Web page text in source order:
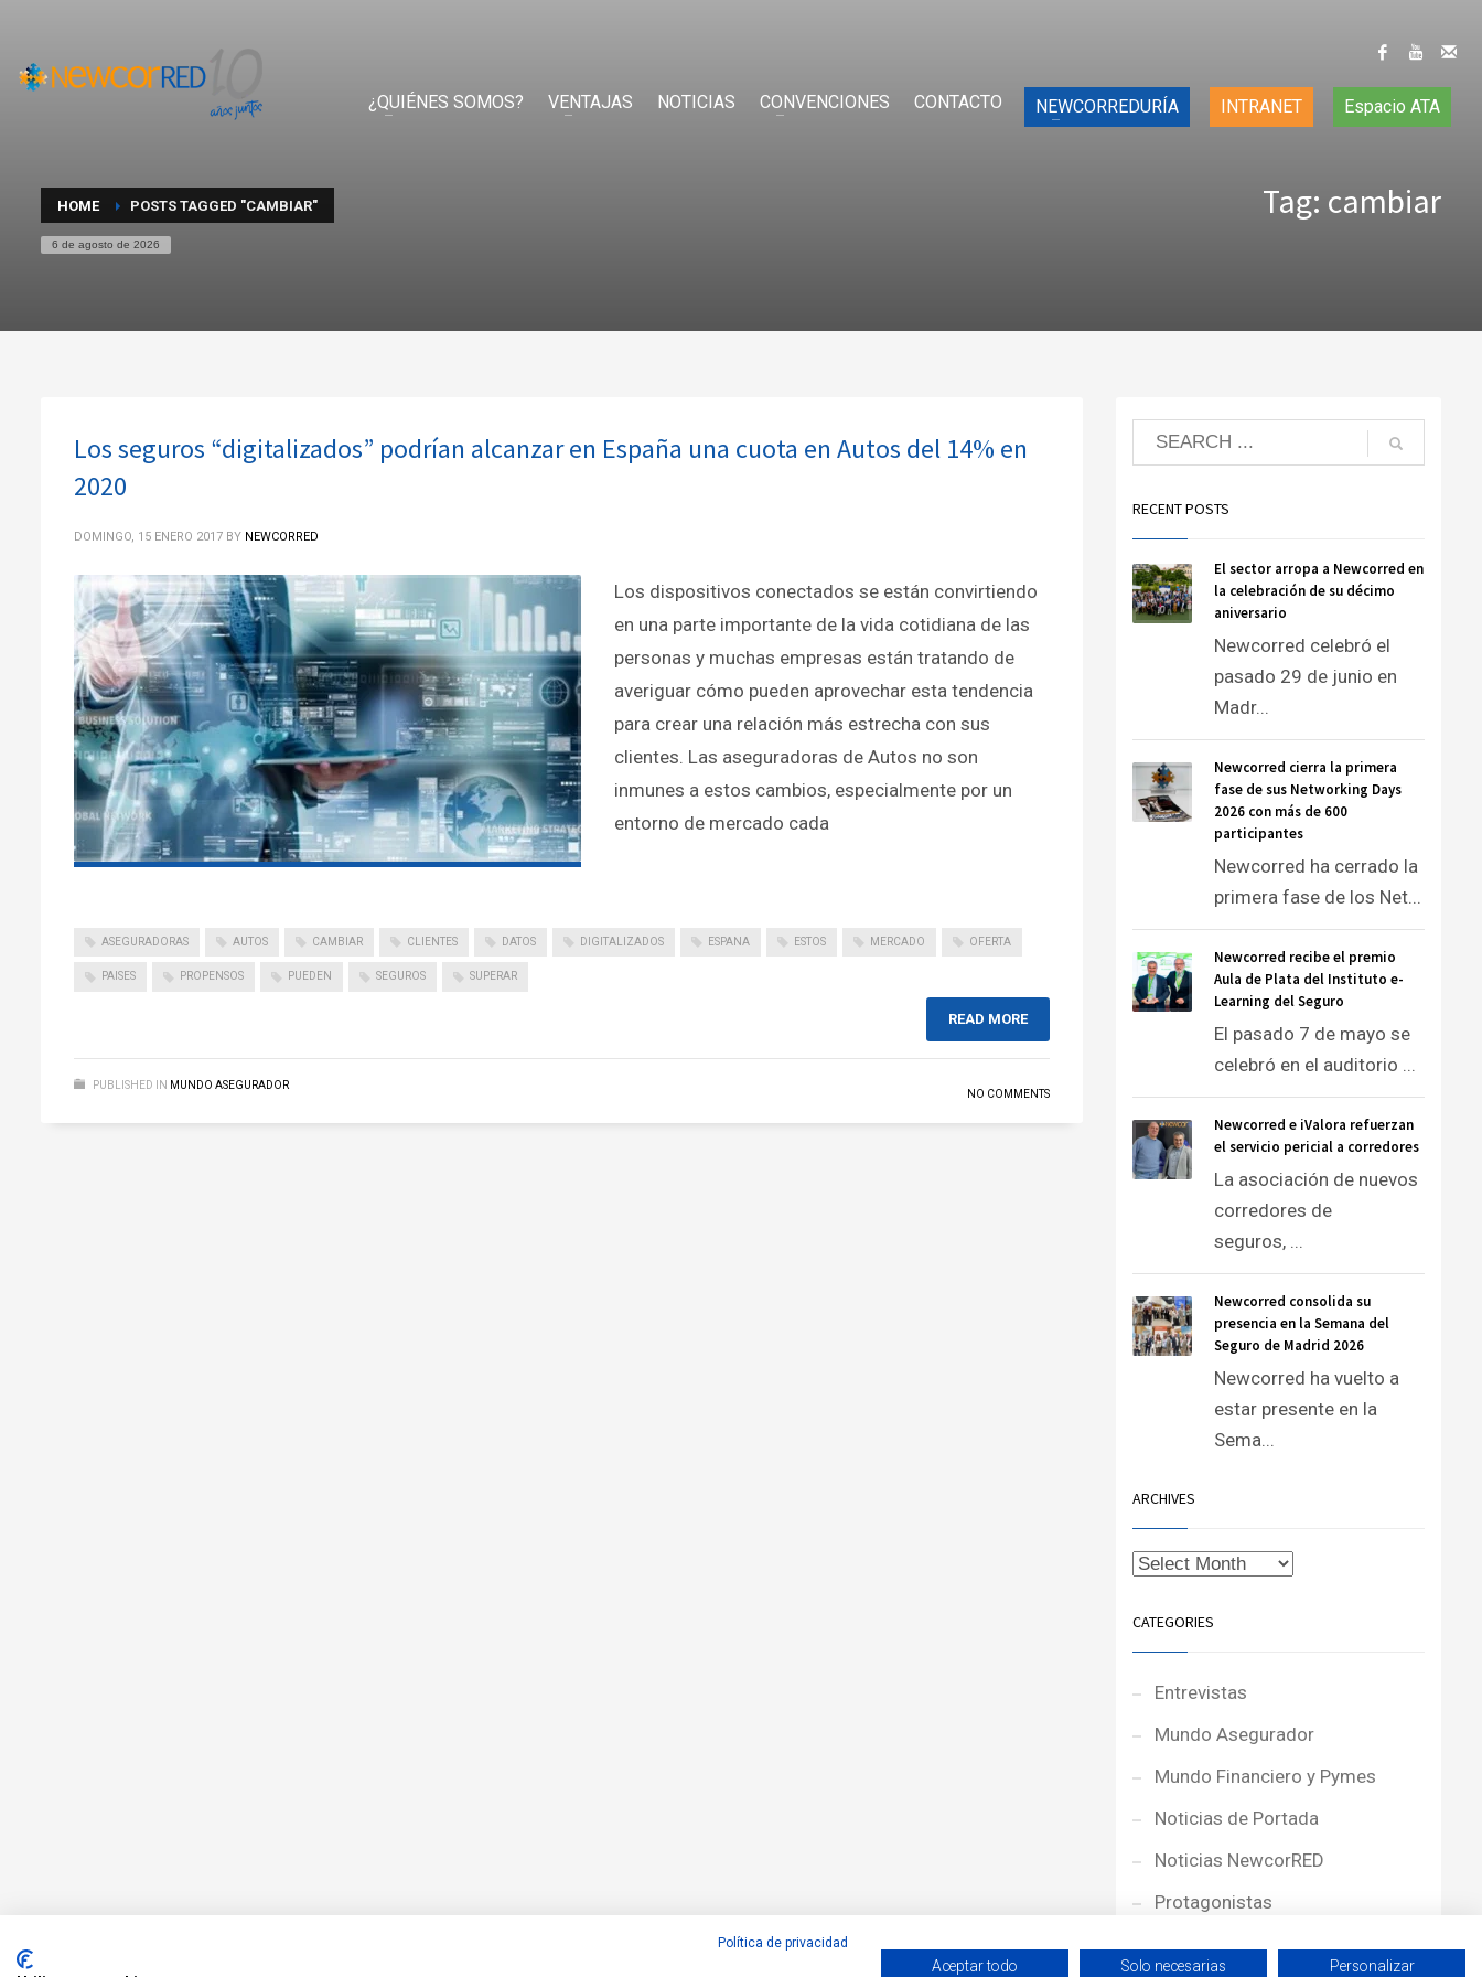
¿QUIÉNES SOMOS? VENTAJAS NOTICIAS CONVENCIONES CONTACTO NEWCORREDURÍA INTRANET Espacio ATA
HOME POSTS TAGGED "CAMBIAR"
6 de agosto de 2026
Tag: cambiar
Los seguros “digitalizados” podrían alcanzar en España una cuota en Autos del 14% en
2020
DOMINGO, 15 ENERO 2017 BY NEWCORRED
Los dispositivos conectados se están convirtiendo
en una parte importante de la vida cotidiana de las
personas y muchas empresas están tratando de
averiguar cómo pueden aprovechar esta tendencia
para crear una relación más estrecha con sus
clientes. Las aseguradoras de Autos no son
inmunes a estos cambios, especialmente por un
entorno de mercado cada
ASEGURADORAS AUTOS CAMBIAR CLIENTES DATOS DIGITALIZADOS ESPANA ESTOS MERCADO OFERTA
PAISES PROPENSOS PUEDEN SEGUROS SUPERAR
READ MORE
PUBLISHED IN MUNDO ASEGURADOR
NO COMMENTS
RECENT POSTS
El sector arropa a Newcorred en
la celebración de su décimo
aniversario
Newcorred celebró el
pasado 29 de junio en
Madr...
Newcorred cierra la primera
fase de sus Networking Days
2026 con más de 600
participantes
Newcorred ha cerrado la
primera fase de los Net...
Newcorred recibe el premio
Aula de Plata del Instituto e-
Learning del Seguro
El pasado 7 de mayo se
celebró en el auditorio ...
Newcorred e iValora refuerzan
el servicio pericial a corredores
La asociación de nuevos
corredores de
seguros, ...
Newcorred consolida su
presencia en la Semana del
Seguro de Madrid 2026
Newcorred ha vuelto a
estar presente en la
Sema...
ARCHIVES
CATEGORIES
Entrevistas
Mundo Asegurador
Mundo Financiero y Pymes
Noticias de Portada
Noticias NewcorRED
Protagonistas
Reportajes
Política de privacidad
Aceptar todo Solo necesarias Personalizar